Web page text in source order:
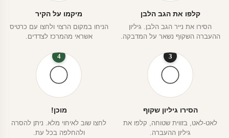
קלפו את הגב הלבן
הסירו את נייר הגב הלבן. גיליון
ההעברה השקוף נשאר על המדבקה.
מיקמו על הקיר
הניחו במקום הרצוי ולחצו עם כרטיס
אשראי מהמרכז לצדדים.
3
הסירו גיליון שקוף
לאט-לאט, בזווית שטוחה, קלפו את
גיליון ההעברה.
4
מוכן!
לחצו שוב לאיחוי מלא. ניתן להסרה
ולהחלפה בכל עת.